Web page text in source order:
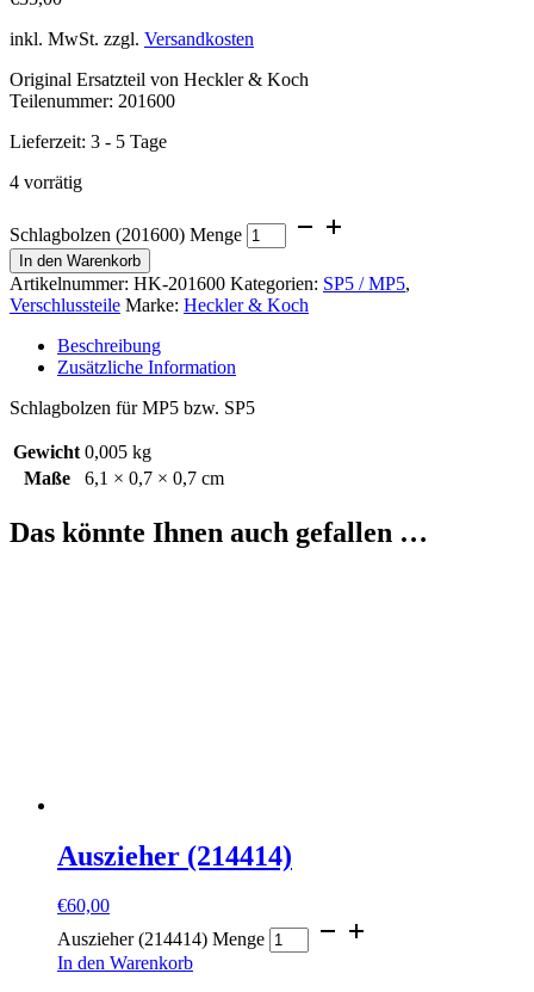
inkl. MwSt. zzgl. Versandkosten
Original Ersatzteil von Heckler & Koch
Teilenummer: 201600
Lieferzeit: 3 - 5 Tage
4 vorrätig
Schlagbolzen (201600) Menge
In den Warenkorb
Artikelnummer: HK-201600 Kategorien: SP5 / MP5,
Verschlussteile Marke: Heckler & Koch
Beschreibung
Zusätzliche Information
Schlagbolzen für MP5 bzw. SP5
Gewicht 0,005 kg
Maße
6,1 × 0,7 × 0,7 cm
Das könnte Ihnen auch gefallen …
Auszieher (214414)
€60,00
Auszieher (214414) Menge
In den Warenkorb